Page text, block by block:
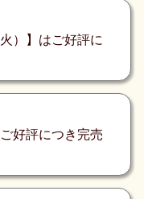
）】はご好評に
好評につき完売